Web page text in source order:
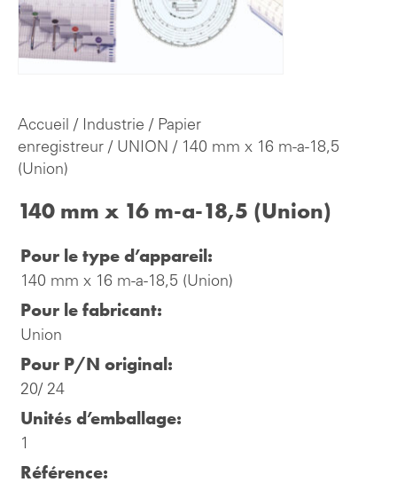
Accueil / Industrie / Papier
enregistreur / UNION / 140 mm x 16 m-a-18,5
(Union)
140 mm x 16 m-a-18,5 (Union)
Pour le type d’appareil:
140 mm x 16 m-a-18,5 (Union)
Pour le fabricant:
Union
Pour P/N original:
20/ 24
Unités d’emballage:
1
Référence: